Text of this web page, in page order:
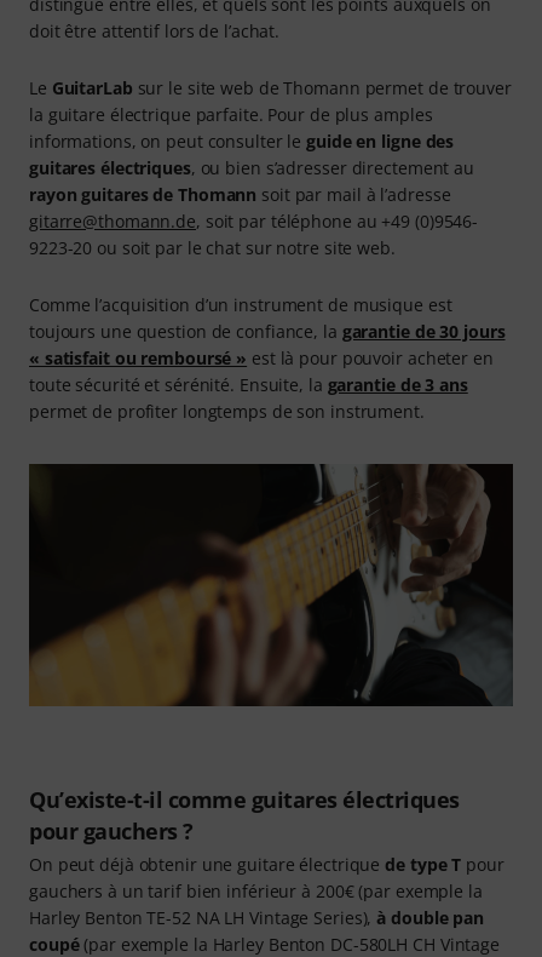
doit être attentif lors de l’achat.
Le GuitarLab sur le site web de Thomann permet de trouver
la guitare électrique parfaite. Pour de plus amples
informations, on peut consulter leguide en ligne des
guitares électriques, ou bien s’adresser directement au
rayon guitares de Thomann soit par mail à l’adresse
gitarre@thomann.de, soit par téléphone au +49 (0)9546-
9223-20 ou soit par le chat sur notre site web.
Comme l’acquisition d’un instrument de musique est
toujours une question de confiance, la garantie de 30 jours
« satisfait ou remboursé » est là pour pouvoir acheter en
toute sécurité et sérénité. Ensuite, la garantie de 3 ans
permet de profiter longtemps de son instrument.
Qu’existe-t-il comme guitares électriques
pour gauchers ?
On peut déjà obtenir une guitare électrique de type T pour
gauchers à un tarif bien inférieur à 200€ (par exemple la
Harley Benton TE-52 NA LH Vintage Series),à double pan
coupé(par exemple la Harley Benton DC-580LH CH Vintage